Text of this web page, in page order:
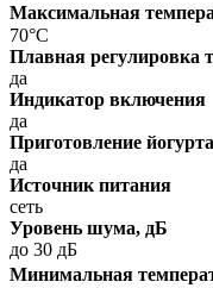
Максимальная
70°C
Плавная регулировка
да
Индикатор включения
да
Приготовление йогурта
да
Источник питания
сеть
Уровень шума, дБ
до 30 дБ
Минимальная